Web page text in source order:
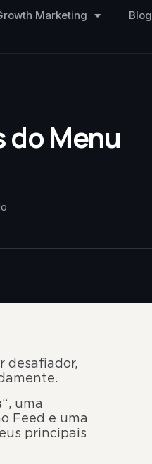
Marketing Blog
do Menu
desafiador,
“, uma
Feed e uma
principais